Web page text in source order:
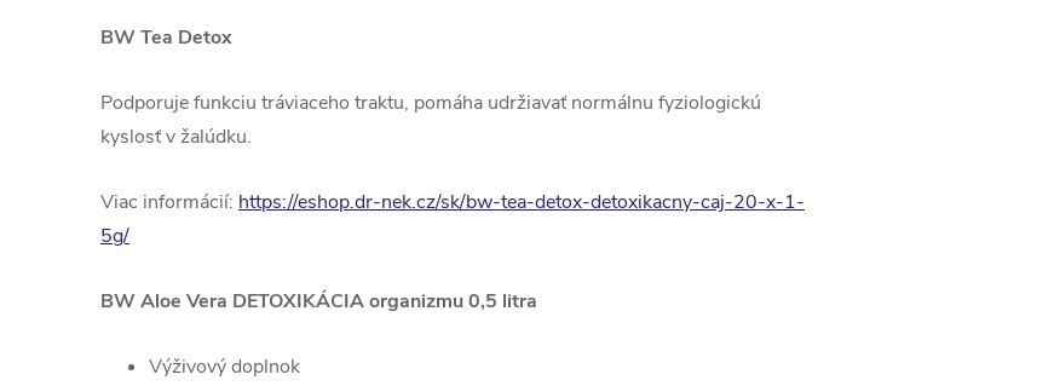
BW Tea Detox
Podporuje funkciu tráviaceho traktu, pomáha udržiavať normálnu fyziologickú
kyslosť v žalúdku.
Viac informácií: https://eshop.dr-nek.cz/sk/bw-tea-detox-detoxikacny-caj-20-x-1-
5g/
BW Aloe Vera DETOXIKÁCIA organizmu 0,5 litra
Výživový doplnok